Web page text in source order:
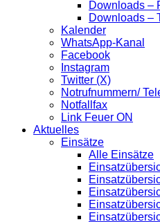
Downloads –
Downloads –
Kalender
WhatsApp-Kanal
Facebook
Instagram
Twitter (X)
Notrufnummern/
Notfallfax
Link Feuer ON
Aktuelles
Einsätze
Alle Einsätze